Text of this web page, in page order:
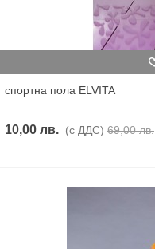
спортна пола ELVITA
10,00 лв. (с ДДС) 69,00 лв.